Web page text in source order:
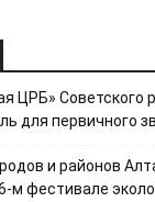
ЦРБ» Советского
для первичного
и районов
м фестивале